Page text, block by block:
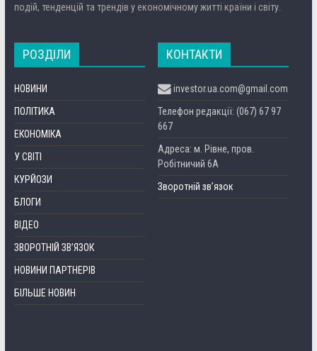
подій, тенденцій та трендів у економічному житті країни і світу.
РОЗДІЛИ
НОВИНИ
ПОЛІТИКА
ЕКОНОМІКА
У СВІТІ
КУРЙОЗИ
БЛОГИ
ВІДЕО
ЗВОРОТНІЙ ЗВ’ЯЗОК
НОВИНИ ПАРТНЕРІВ
БІЛЬШЕ НОВИН
КОНТАКТИ
investor.ua.com@gmail.com
Телефон редакції: (067) 67 97
667
Адреса: м. Рівне, пров.
Робітничий 6А
Зворотній зв’язок